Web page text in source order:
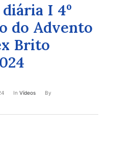
I 4º
do Advento
Brito
In Vídeos By